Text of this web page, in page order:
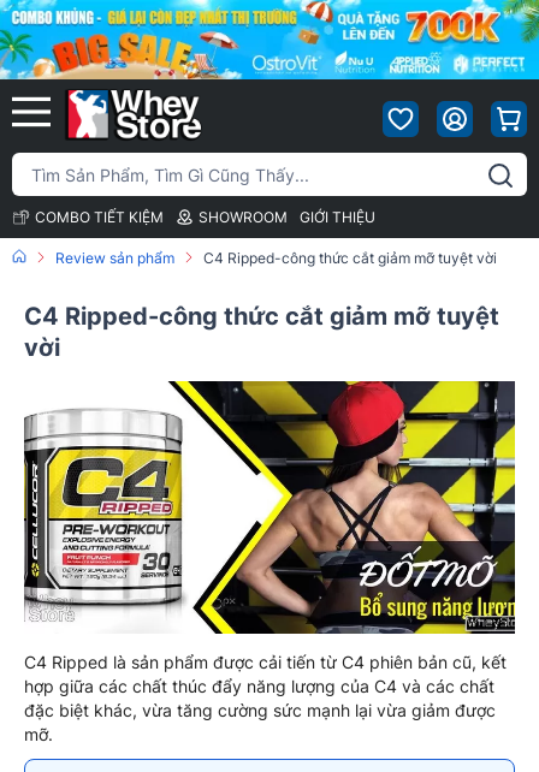
COMBO TIẾT KIỆM SHOWROOM GIỚI THIỆU
Review sản phẩm C4 Ripped-công thức cắt giảm mỡ tuyệt vời
C4 Ripped-công thức cắt giảm mỡ tuyệt
vời
C4 Ripped là sản phẩm được cải tiến từ C4 phiên bản cũ, kết
hợp giữa các chất thúc đẩy năng lượng của C4 và các chất
đặc biệt khác, vừa tăng cường sức mạnh lại vừa giảm được
mỡ.